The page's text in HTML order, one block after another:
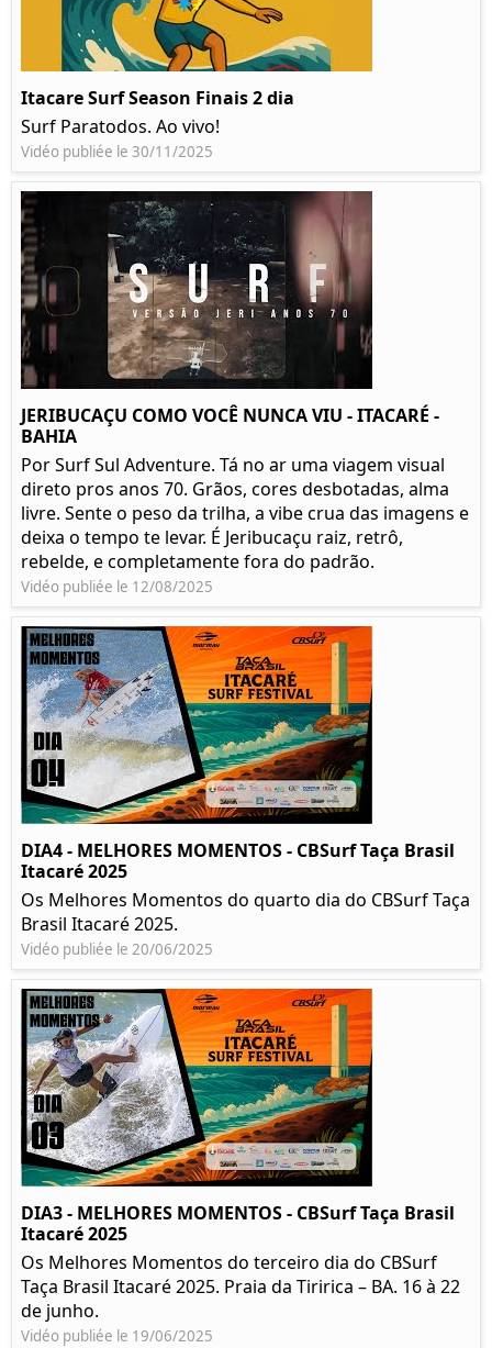
Itacare Surf Season Finais 2 dia
Surf Paratodos. Ao vivo!
Vidéo publiée le 30/11/2025
JERIBUCAÇU COMO VOCÊ NUNCA VIU - ITACARÉ -
BAHIA
Por Surf Sul Adventure. Tá no ar uma viagem visual
direto pros anos 70. Grãos, cores desbotadas, alma
livre. Sente o peso da trilha, a vibe crua das imagens e
deixa o tempo te levar. É Jeribucaçu raiz, retrô,
rebelde, e completamente fora do padrão.
Vidéo publiée le 12/08/2025
DIA4 - MELHORES MOMENTOS - CBSurf Taça Brasil
Itacaré 2025
Os Melhores Momentos do quarto dia do CBSurf Taça
Brasil Itacaré 2025.
Vidéo publiée le 20/06/2025
DIA3 - MELHORES MOMENTOS - CBSurf Taça Brasil
Itacaré 2025
Os Melhores Momentos do terceiro dia do CBSurf
Taça Brasil Itacaré 2025. Praia da Tiririca – BA. 16 à 22
de junho.
Vidéo publiée le 19/06/2025